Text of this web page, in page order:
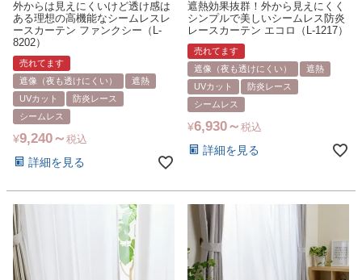
外からは見えにくいけど透け感は
ある理想の高機能なシームレスレ
ースカーテン ファンクシー（L-
8202）
売れてます
遮像（夜も透けにくい）
遮熱
UVカット
防炎レース
シームレス
¥9,240 税込
詳細を見る
遮熱効果抜群！外から見えにくく
シンプルで美しいシームレス防炎
レースカーテン エコロ（L-1217）
売れてます
遮像（夜も透けにくい）
遮熱
UVカット
防炎レース
シームレス
¥6,930 税込
詳細を見る